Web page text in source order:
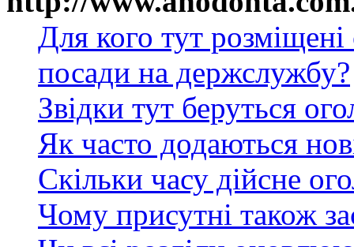
Для кого тут
посади на держслужбу?
Звідки тут беруться
Як часто додаються
Скільки часу дійсне
Чому присутні також